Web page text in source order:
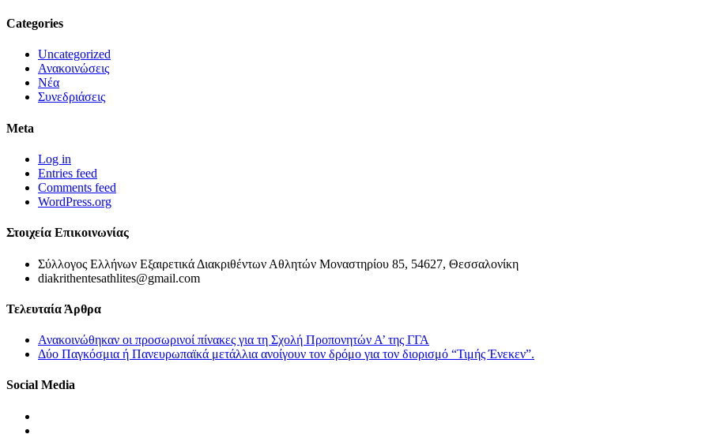
Categories
Uncategorized
Ανακοινώσεις
Νέα
Συνεδριάσεις
Meta
Log in
Entries feed
Comments feed
WordPress.org
Στοιχεία Επικοινωνίας
Σύλλογος Ελλήνων Εξαιρετικά Διακριθέντων Αθλητών Μοναστηρίου 85, 54627, Θεσσαλονίκη
diakrithentesathlites@gmail.com
Τελευταία Άρθρα
Ανακοινώθηκαν οι προσωρινοί πίνακες για τη Σχολή Προπονητών Α’ της ΓΓΑ
Δύο Παγκόσμια ή Πανευρωπαϊκά μετάλλια ανοίγουν τον δρόμο για τον διορισμό “Τιμής Ένεκεν”.
Social Media